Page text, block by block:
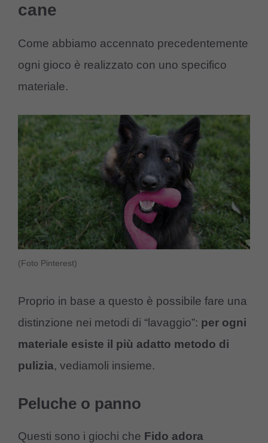
cane
Come abbiamo accennato precedentemente
ogni gioco è realizzato con uno specifico
materiale.
(Foto Pinterest)
Proprio in base a questo è possibile fare una
distinzione nei metodi di “lavaggio”: per ogni
materiale esiste il più adatto metodo di
pulizia, vediamoli insieme.
Peluche o panno
Questi sono i giochi che Fido adora